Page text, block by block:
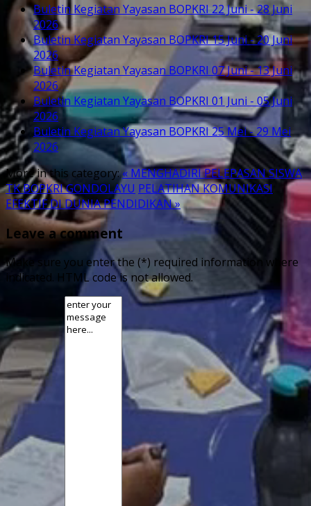
Buletin Kegiatan Yayasan BOPKRI 22 Juni - 28 Juni
2026
Buletin Kegiatan Yayasan BOPKRI 15 Juni - 20 Juni
2026
Buletin Kegiatan Yayasan BOPKRI 07 Juni - 13 Juni
2026
Buletin Kegiatan Yayasan BOPKRI 01 Juni - 05 Juni
2026
Buletin Kegiatan Yayasan BOPKRI 25 Mei - 29 Mei
2026
More in this category: « MENGHADIRI PELEPASAN SISWA
TK BOPKRI GONDOLAYU PELATIHAN KOMUNIKASI
EFEKTIF DI DUNIA PENDIDIKAN »
Leave a comment
Make sure you enter the (*) required information where
indicated. HTML code is not allowed.